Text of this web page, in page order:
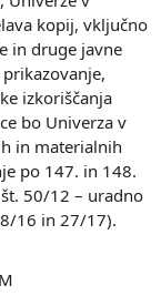
kopij, vključno
in druge javne
izkoriščanja
bo Univerza v
in materialnih
po 147. in 148.
50/12 – uradno
16 in 27/17).